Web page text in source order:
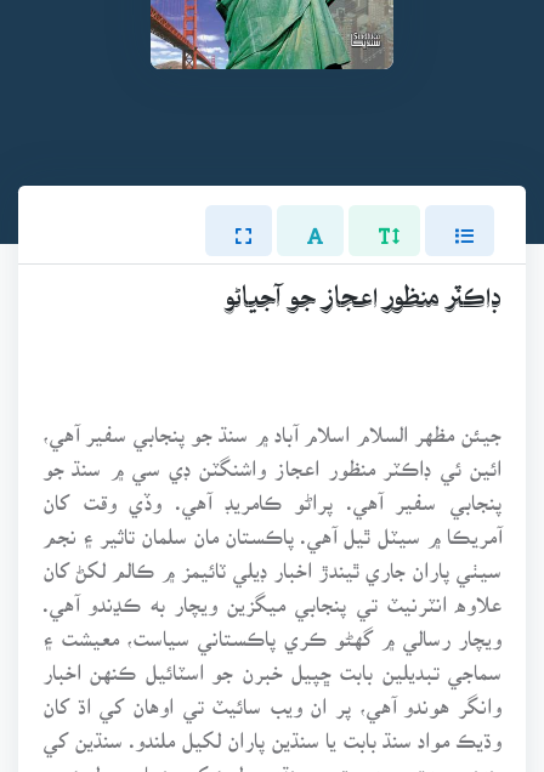
ڊاڪٽر منظور اعجاز جو آجياڻو
جيئن مظهر السلام اسلام آباد ۾ سنڌ جو پنجابي سفير آهي،
ائين ئي ڊاڪٽر منظور اعجاز واشنگٽن ڊي سي ۾ سنڌ جو
پنجابي سفير آهي. پراڻو ڪامريڊ آهي. وڏي وقت کان
آمريڪا ۾ سيٽل ٿيل آهي. پاڪستان مان سلمان تاثير ۽ نجم
سيٺي پاران جاري ٿيندڙ اخبار ڊيلي ٽائيمز ۾ ڪالم لکڻ کان
علاوه انٽرنيٽ تي پنجابي ميگزين ويچار به ڪڍندو آهي.
ويچار رسالي ۾ گهڻو ڪري پاڪستاني سياست، معيشت ۽
سماجي تبديلين بابت ڇپيل خبرن جو اسٽائيل ڪنهن اخبار
وانگر هوندو آهي، پر ان ويب سائيٽ تي اوهان کي اڌ کان
وڌيڪ مواد سنڌ بابت يا سنڌين پاران لکيل ملندو. سنڌين کي
پنهنجو بهترين دوست ۽ سنڌي ٻوليءَ کي پنجابي ٻوليءَ جو